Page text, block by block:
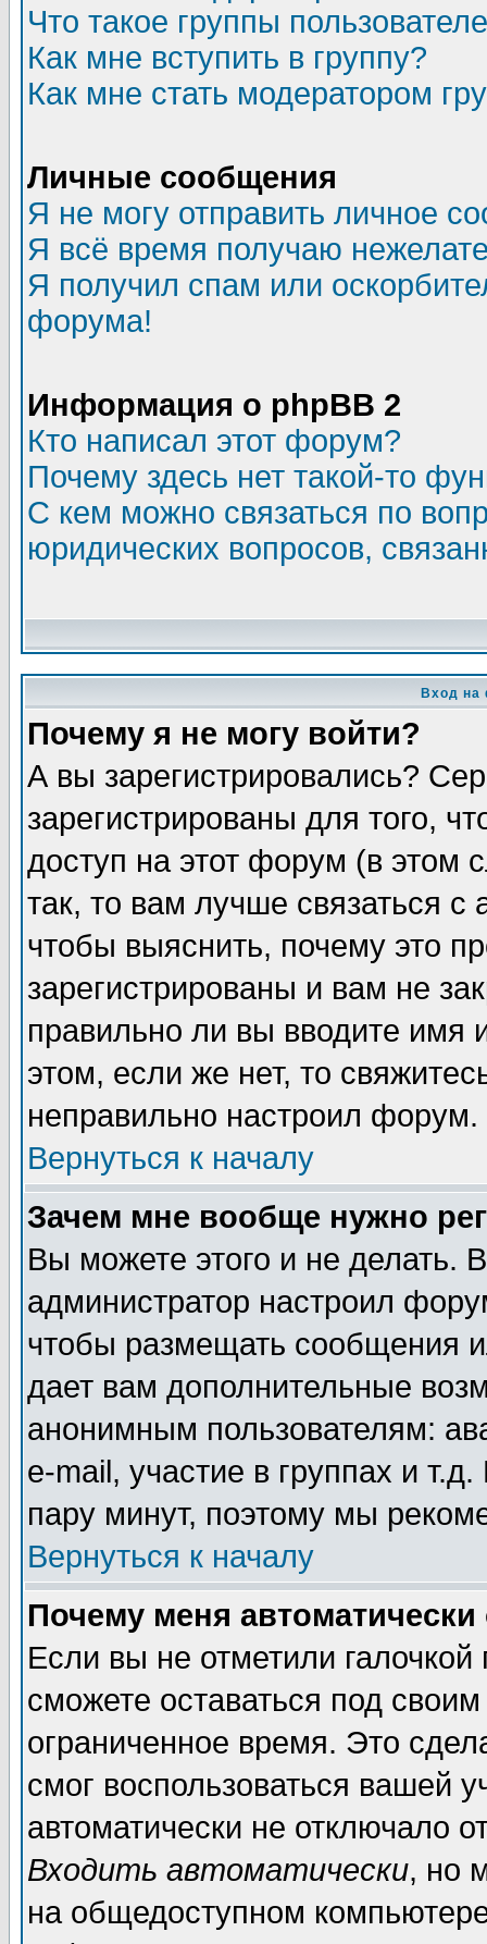
Что такое группы
Как мне вступить в группу?
Как мне стать модератором
Личные сообщения
Я не могу отправить личное
Я всё время получаю
Я получил спам или
форума!
Информация о phpBB 2
Кто написал этот форум?
Почему здесь нет такой-то
С кем можно связаться по
юридических вопросов,
Вход на
Почему я не могу войти?
А вы зарегистрировались?
зарегистрированы для того,
доступ на этот форум (в этом
так, то вам лучше связаться
чтобы выяснить, почему это
зарегистрированы и вам не
правильно ли вы вводите
этом, если же нет, то
неправильно настроил форум.
Вернуться к началу
Зачем мне вообще нужно
Вы можете этого и не делать.
администратор настроил
чтобы размещать сообщения
дает вам дополнительные
анонимным пользователям:
e-mail, участие в группах и
пару минут, поэтому мы
Вернуться к началу
Почему меня автоматически
Если вы не отметили галочкой
сможете оставаться под
ограниченное время. Это
смог воспользоваться вашей
автоматически не отключало
Входить автоматически, но
на общедоступном